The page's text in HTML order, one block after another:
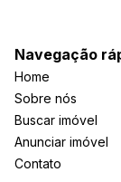
Navegação
Home
Sobre nós
Buscar imóvel
Anunciar imóvel
Contato